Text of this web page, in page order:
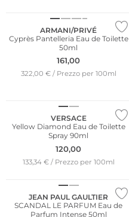
ARMANI/PRIVÉ
Cyprès Pantelleria Eau de Toilette
50ml
161,00
322,00 € / Prezzo per 100ml
VERSACE
Yellow Diamond Eau de Toilette
Spray 90ml
120,00
133,34 € / Prezzo per 100ml
JEAN PAUL GAULTIER
SCANDAL LE PARFUM Eau de
Parfum Intense 50ml